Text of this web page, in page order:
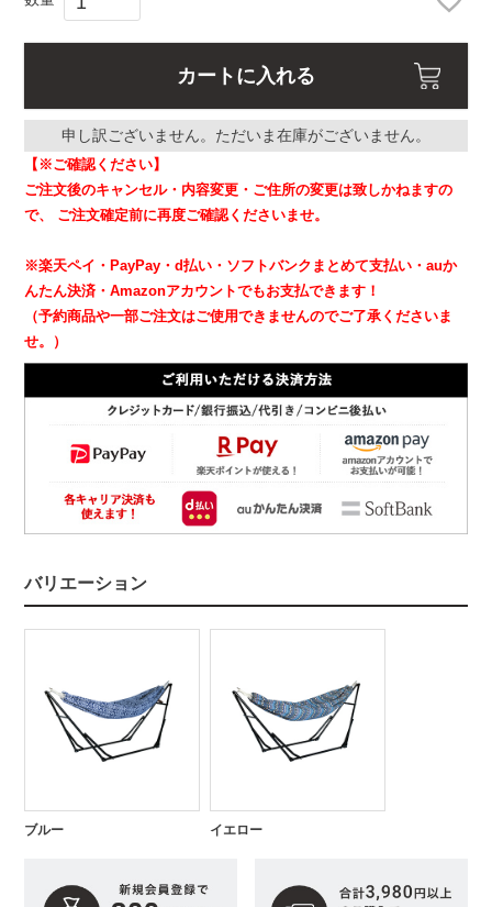
カートに入れる
申し訳ございません。ただいま在庫がございません。
【※ご確認ください】
ご注文後のキャンセル・内容変更・ご住所の変更は致しかねますの
で、
ご注文確定前に再度ご確認くださいませ。
※楽天ペイ・PayPay・d払い・ソフトバンクまとめて支払い・auか
んたん決済・Amazonアカウントでもお支払できます！
（予約商品や一部ご注文はご使用できませんのでご了承くださいま
せ。）
バリエーション
ブルー イエロー